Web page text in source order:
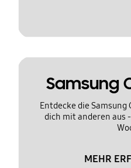
Samsung
Entdecke die
dich mit anderen aus
MEHR